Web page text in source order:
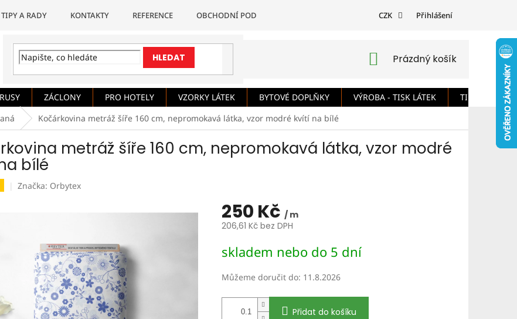
TIPY A RADY KONTAKTY REFERENCE OBCHODNÍ PODMÍNKY PODMÍNKY OCHRANY OSOBNÍCH ÚDAJŮ
CZK Přihlášení
HLEDAT
NÁKUPNÍ
Prázdný košík
ZÁCLONY PRO HOTELY VZORKY LÁTEK BYTOVÉ DOPLŇKY VÝROBA - TISK LÁTEK
TIPY A RADY
Kočárkovina metráž šíře 160 cm, nepromokavá látka, vzor modré kvítí na bílé
metráž šíře 160 cm, nepromokavá látka, vzor modré
bílé
Značka: Orbytex
250 Kč / m
206,61 Kč bez DPH
cena:
skladem nebo do 5 dní
Můžeme doručit do: 11.8.2026
Přidat do košíku